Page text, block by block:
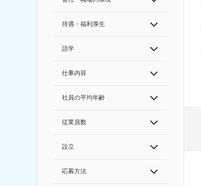
待遇・福利厚生
語学
仕事内容
社員の平均年齢
従業員数
設立
応募方法